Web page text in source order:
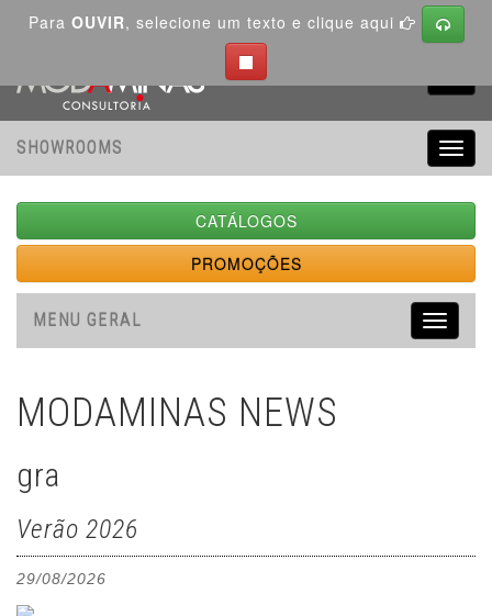
Para OUVIR, selecione um texto e clique aqui
SHOWROOMS
CATÁLOGOS
PROMOÇÕES
Toggle
MENU GERAL
MODAMINAS NEWS
gra
Verão 2026
29/08/2026